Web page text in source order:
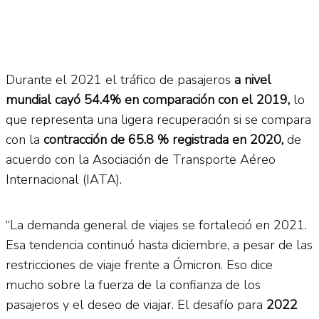
Durante el 2021 el tráfico de pasajeros a nivel
mundial cayó 54.4% en comparación con el 2019, lo
que representa una ligera recuperación si se compara
con la contracción de 65.8 % registrada en 2020, de
acuerdo con la Asociación de Transporte Aéreo
Internacional (IATA).
“La demanda general de viajes se fortaleció en 2021.
Esa tendencia continuó hasta diciembre, a pesar de las
restricciones de viaje frente a Ómicron. Eso dice
mucho sobre la fuerza de la confianza de los
pasajeros y el deseo de viajar. El desafío para 2022